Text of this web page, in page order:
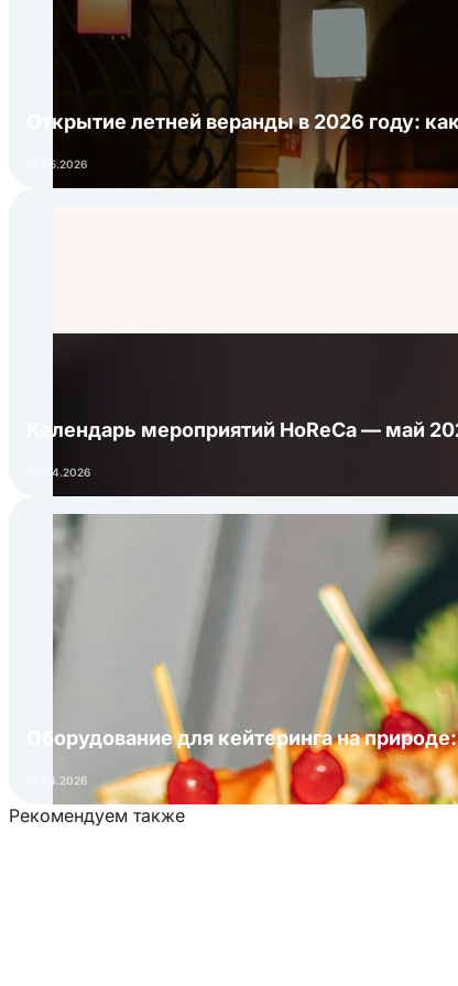
Открытие летней веранды в 2026 году:
01.05.2026
Календарь мероприятий HoReCa — май
24.04.2026
Оборудование для кейтеринга на
16.04.2026
Рекомендуем также